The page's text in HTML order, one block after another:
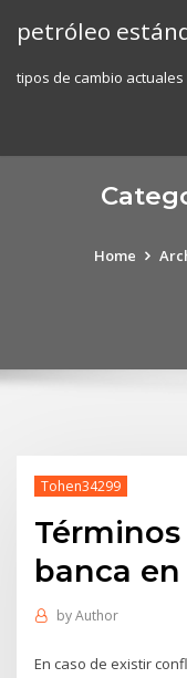
petróleo
tipos de cambio
Home
Tohen34299
banca
byAuthor
En caso de existir